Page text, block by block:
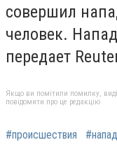
совершил
человек.
передает
Якщо ви помітили помилку,
повідомити про це редакцію
#происшествия